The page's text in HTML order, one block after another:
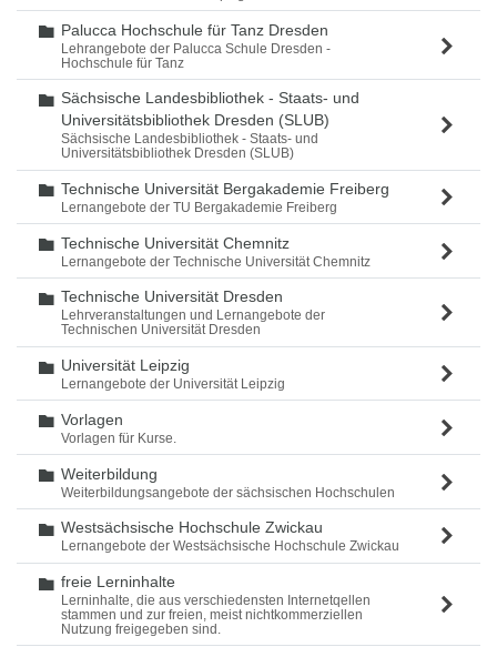
Ordner
Palucca Hochschule für Tanz Dresden
Lehrangebote der Palucca Schule Dresden -
Hochschule für Tanz
Ordner
Sächsische Landesbibliothek - Staats- und
Universitätsbibliothek Dresden (SLUB)
Sächsische Landesbibliothek - Staats- und
Universitätsbibliothek Dresden (SLUB)
Ordner
Technische Universität Bergakademie Freiberg
Lernangebote der TU Bergakademie Freiberg
Ordner
Technische Universität Chemnitz
Lernangebote der Technische Universität Chemnitz
Ordner
Technische Universität Dresden
Lehrveranstaltungen und Lernangebote der
Technischen Universität Dresden
Ordner
Universität Leipzig
Lernangebote der Universität Leipzig
Ordner
Vorlagen
Vorlagen für Kurse.
Ordner
Weiterbildung
Weiterbildungsangebote der sächsischen Hochschulen
Ordner
Westsächsische Hochschule Zwickau
Lernangebote der Westsächsische Hochschule Zwickau
Ordner
freie Lerninhalte
Lerninhalte, die aus verschiedensten Internetqellen
stammen und zur freien, meist nichtkommerziellen
Nutzung freigegeben sind.